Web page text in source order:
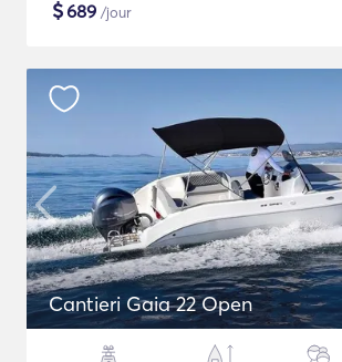
$689 /jour
Cantieri Gaia 22 Open